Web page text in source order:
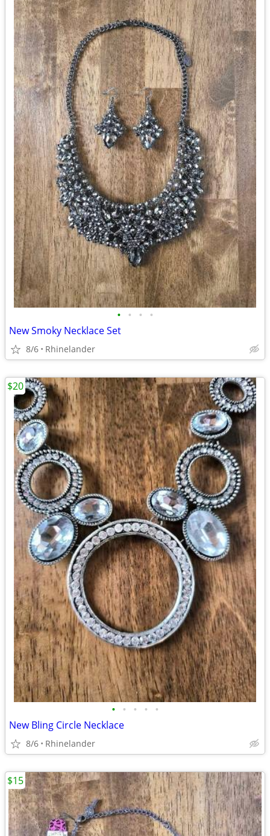
• • • •
New Smoky Necklace Set
8/6 Rhinelander
• • • • •
New Bling Circle Necklace
8/6 Rhinelander
$20
$15